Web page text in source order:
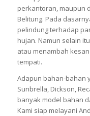
perkantoran, maupun
Belitung. Pada
pelindung terhadap
hujan. Namun selain
atau menambah
tempati.
Adapun bahan-bahan
Sunbrella, Dickson,
banyak model bahan
Kami siap melayani